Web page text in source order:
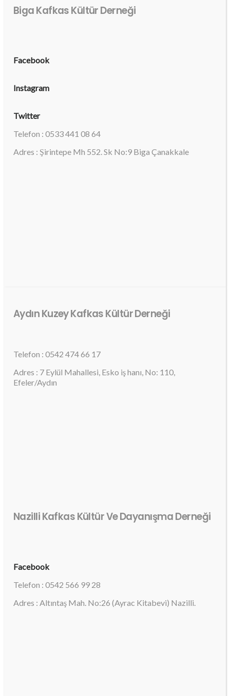
Biga Kafkas Kültür Derneği
Facebook
Instagram
Twitter
Telefon : 0533 441 08 64
Adres : Şirintepe Mh 552. Sk No:9 Biga Çanakkale
Aydın Kuzey Kafkas Kültür Derneği
Telefon : 0542 474 66 17
Adres : 7 Eylül Mahallesi, Esko iş hanı, No: 110,
Efeler/Aydın
Nazilli Kafkas Kültür Ve Dayanışma Derneği
Facebook
Telefon : 0542 566 99 28
Adres : Altıntaş Mah. No:26 (Ayrac Kitabevi) Nazilli.